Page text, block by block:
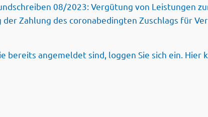
08/2023: Vergütung von Leistungen
Zahlung des coronabedingten Zuschlags für
angemeldet sind, loggen Sie sich ein. Hier